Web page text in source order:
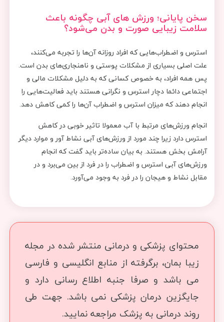
سخن پایانی؛ ورزش های آبی چگونه باعث
سلامت زیبایی صورت و بدن می‌شود؟
استرس و اضطراب‌هایی که افراد روزانه آن‌ها را تجربه می‌کنند،‌
علت اصلی بسیاری از مشکلات پوستی و ناهنجاری‌های بدن است.
پس همه افراد، به خصوص کسانی که به دلیل مشکلات مالی و
اجتماعی دائما دچار استرس و نگرانی هستند باید فعالیت‌هایی را
انجام دهند که میزان استرس و اضطراب آن‌ها را کمی کاهش دهد.
انجام ورزش‌های مرتبط با آب معمولا تاثیر خوبی در کاهش
استرس دارد زیرا چند مورد از ورزش‌های آبی نشاط آور و موارد دیگر
آرامش بخش هستند. به بیان ساده‌تر باید گفت که انجام
ورزش‌های آبی استرس و اضطراب را در فرد از بین می‌برد و در
مقابل نشاط و هیجان را در فرد به وجود می‌آورد.
محتوای پزشکی و درمانی منتشر شده در مجله
زیبا بمان، برگرفته از منابع انگلیسی و فارسی
می باشد و صرفا جنبه اطلاع رسانی دارد و
جایگزین درمان پزشکی نمی باشد. جهت طی
روند درمانی به پزشک مراجعه نمایید.